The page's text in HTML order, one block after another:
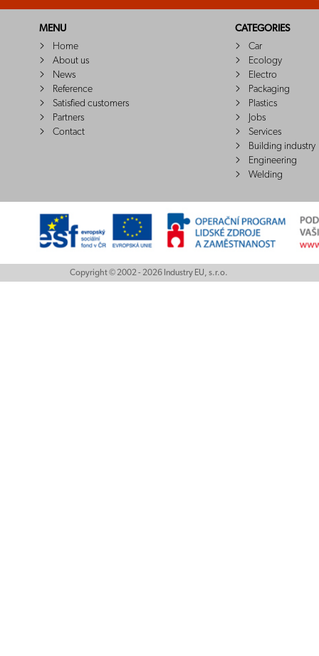
MENU
Home
About us
News
Reference
Satisfied customers
Partners
Contact
CATEGORIES
Car
Ecology
Electro
Packaging
Plastics
Jobs
Services
Building industry
Engineering
Welding
Copyright © 2002 - 2026 Industry EU, s.r.o.